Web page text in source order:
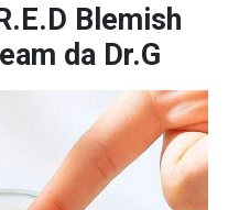
Blemish
da Dr.G